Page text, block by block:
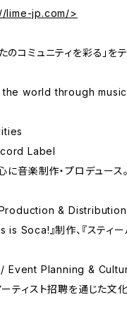
lime-jp.com/>
のコミュニティを彩る」
world through
Label
に音楽制作・プロデュース。
& Distribution
is Soca!』制作、『スティー
/ Event Planning &
ーティスト招聘を通じた文